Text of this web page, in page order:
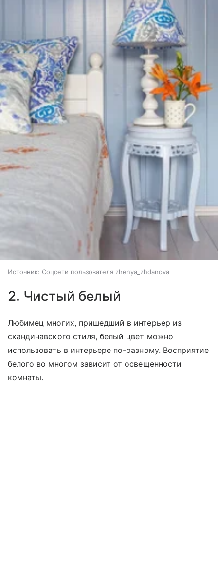
Источник: Соцсети пользователя zhenya_zhdanova
2. Чистый белый
Любимец многих, пришедший в интерьер из
скандинавского стиля, белый цвет можно
использовать в интерьере по-разному. Восприятие
белого во многом зависит от освещенности
комнаты.